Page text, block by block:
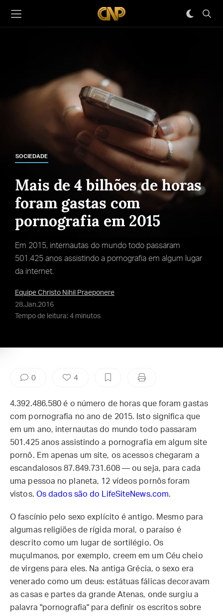
SOCIEDADE
Mais de 4 bilhões de horas
foram gastas com
pornografia em 2015
Em 2015, internautas do mundo todo passaram
501.425 anos assistindo a pornografia em algum lugar
da internet.
Equipe Christo Nihil Praeponere
28.Jan.2016
Tempo de leitura: 4 minutos
0 4
4.392.486.580 é o número de horas que foram gastas
com pornografia no ano de 2015. Isto significa que
em um ano, internautas do mundo todo passaram
501.425 anos assistindo a pornografia em algum site
pornô. Em apenas um site, os acessos chegaram a
escandalosos 87.849.731.608 — ou seja, para cada
uma pessoa no planeta, 12 vídeos pornôs foram
vistos. Os dados são do LifeSiteNews.com.
O fascínio pelo sexo explícito é antigo. Mesmo para
algumas religiões de rígida moral, o paraíso é
descrito como um lugar de sortilégio. Os
muçulmanos, por exemplo, creem em um Céu cheio
de virgens para eles. Na antiga Grécia, o sexo era
venerado como um deus: estátuas fálicas decoravam
as casas e partes da grande Atenas, onde surgiu a
palavra "pornografia" para definir os escritos sobre